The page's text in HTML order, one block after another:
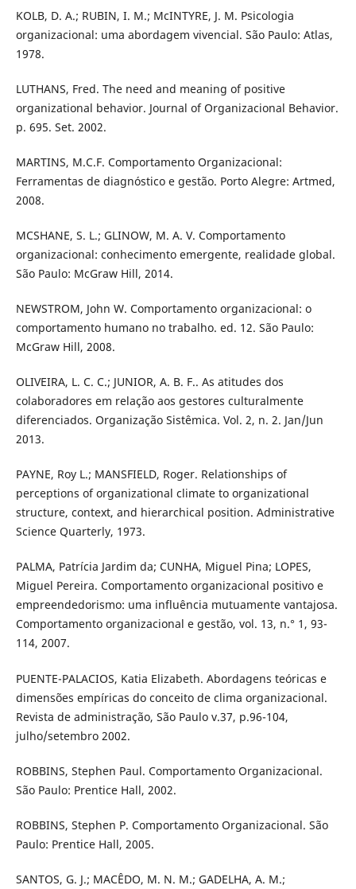
KOLB, D. A.; RUBIN, I. M.; McINTYRE, J. M. Psicologia
organizacional: uma abordagem vivencial. São Paulo: Atlas,
1978.
LUTHANS, Fred. The need and meaning of positive
organizational behavior. Journal of Organizacional Behavior.
p. 695. Set. 2002.
MARTINS, M.C.F. Comportamento Organizacional:
Ferramentas de diagnóstico e gestão. Porto Alegre: Artmed,
2008.
MCSHANE, S. L.; GLINOW, M. A. V. Comportamento
organizacional: conhecimento emergente, realidade global.
São Paulo: McGraw Hill, 2014.
NEWSTROM, John W. Comportamento organizacional: o
comportamento humano no trabalho. ed. 12. São Paulo:
McGraw Hill, 2008.
OLIVEIRA, L. C. C.; JUNIOR, A. B. F.. As atitudes dos
colaboradores em relação aos gestores culturalmente
diferenciados. Organização Sistêmica. Vol. 2, n. 2. Jan/Jun
2013.
PAYNE, Roy L.; MANSFIELD, Roger. Relationships of
perceptions of organizational climate to organizational
structure, context, and hierarchical position. Administrative
Science Quarterly, 1973.
PALMA, Patrícia Jardim da; CUNHA, Miguel Pina; LOPES,
Miguel Pereira. Comportamento organizacional positivo e
empreendedorismo: uma influência mutuamente vantajosa.
Comportamento organizacional e gestão, vol. 13, n.° 1, 93-
114, 2007.
PUENTE-PALACIOS, Katia Elizabeth. Abordagens teóricas e
dimensões empíricas do conceito de clima organizacional.
Revista de administração, São Paulo v.37, p.96-104,
julho/setembro 2002.
ROBBINS, Stephen Paul. Comportamento Organizacional.
São Paulo: Prentice Hall, 2002.
ROBBINS, Stephen P. Comportamento Organizacional. São
Paulo: Prentice Hall, 2005.
SANTOS, G. J.; MACÊDO, M. N. M.; GADELHA, A. M.;